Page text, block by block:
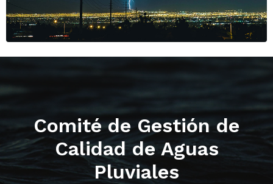
Comité de Gestión de
Calidad de Aguas
Pluviales